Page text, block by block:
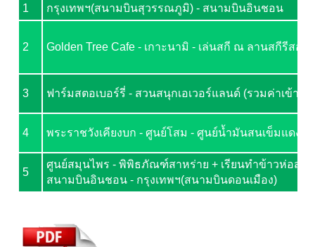
1 กรุงเทพฯ(สนามบินสุวรรณภูมิ) - สนามบินอินชอน
2 Golden Tree Cafe - เกาะนามิ - เล่นสกี ณ ลานสกีรีสอ
3 ฟาร์มสตอเบอร์รี่ - สวนสนุกเอเวอร์แลนด์ (รวมค่าเข้าแ
4 พระราชวังเคียงบก - ศูนย์โสม - ศูนย์น้ำมันสนเข็มแดง -
5
ศูนย์สมุนไพร - พิพิธภัณฑ์สาหร่าย + เรียนทำข้าวห่อสาห
สนามบินอินชอน - กรุงเทพฯ(สนามบินดอนเมือง)